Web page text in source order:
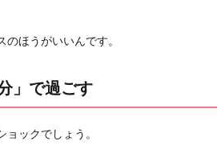
ほうがいいんです。
」で過ごす
ックでしょう。